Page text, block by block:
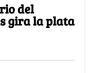
del
gira la plata